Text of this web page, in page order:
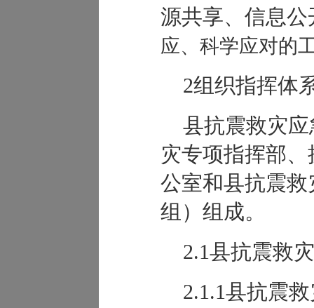
源共享、信息
应、科学应对的
2组织指挥体
县抗震救灾
灾专项指挥部
公室和县抗震
组）组成。
2.1县抗震救
2.1.1县抗震